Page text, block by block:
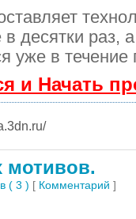
десятки раз,
уже в
и Начать
мотивов.
( 3 ) [ Комментарий ]